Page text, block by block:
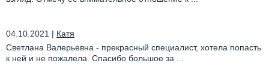
04.10.2021 | Катя
Светлана Валерьевна - прекрасный специалист, хотела попасть
к ней и не пожалела. Спасибо большое за ...